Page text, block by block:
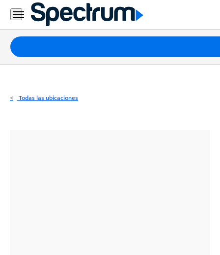
Residencial
Business
Paquetes
Internet
Todas las ubicaciones